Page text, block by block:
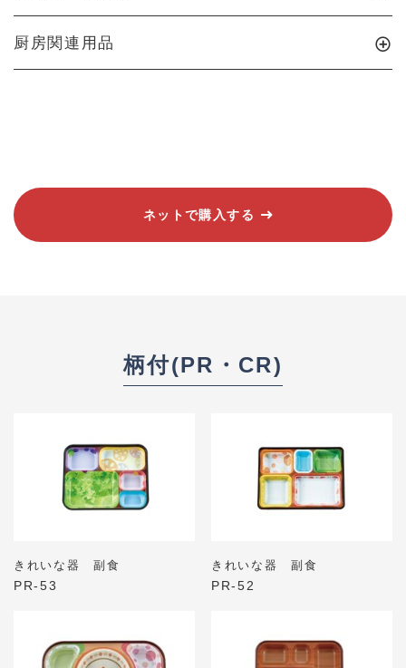
厨房関連用品
ネットで購入する
柄付(PR・CR)
きれいな器 副食
PR-53
きれいな器 副食
PR-52